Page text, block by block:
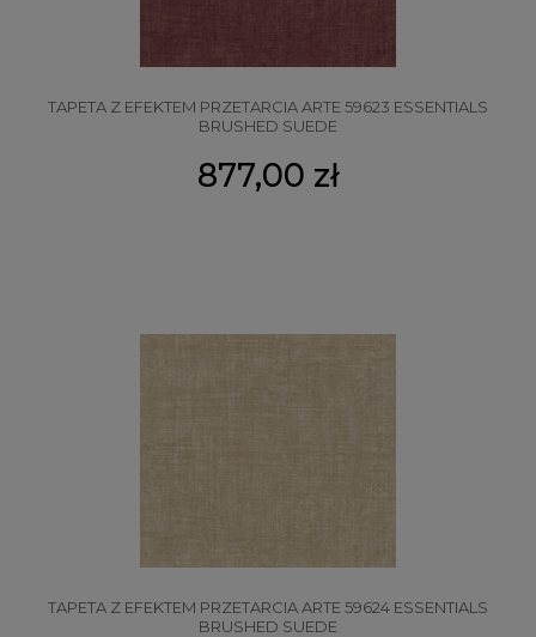
TAPETA Z EFEKTEM PRZETARCIA ARTE 59623 ESSENTIALS
BRUSHED SUEDE
877,00 zł
TAPETA Z EFEKTEM PRZETARCIA ARTE 59624 ESSENTIALS
BRUSHED SUEDE